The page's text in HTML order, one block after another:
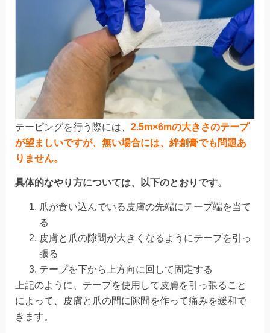
テーピングを行う際には、 2.5m×6mの大きさのテープ
が望ましいですが、無い場合には、絆創膏でも問題あ
りません。
具体的なやり方については、以下のとおりです。
爪が食い込んでいる皮膚の先端にテープ端を当て
る
皮膚と爪の隙間が大きくなるようにテープを引っ
張る
テープを下から上方向に回して固定する
上記のように、テープを使用して皮膚を引っ張ること
によって、皮膚と爪の間に隙間を作って痛みを緩和で
きます。